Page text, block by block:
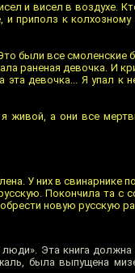
и висел в воздухе.
приполз к колхозному
были все смоленские
раненая девочка. И
эта девочка... Я упал к
живой, а они все
У них в свинарнике
Покончила та с
новую русскую
Эта книга
была выпущена